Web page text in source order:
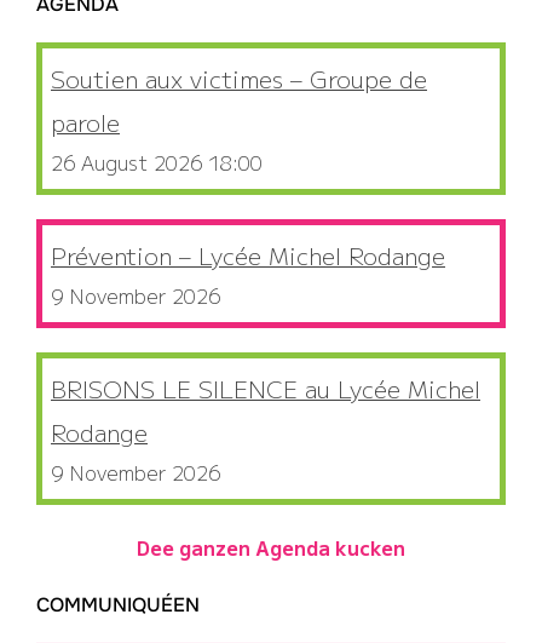
Soutien aux victimes – Groupe de
parole
26 August 2026 18:00
Prévention – Lycée Michel Rodange
9 November 2026
BRISONS LE SILENCE au Lycée Michel
Rodange
9 November 2026
Dee ganzen Agenda kucken
COMMUNIQUÉEN